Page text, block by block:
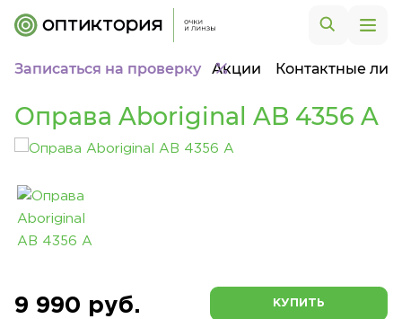
Записаться на проверку Акции Контактные
Оправа Aboriginal AB 4356 A
9 990 руб. КУПИТЬ